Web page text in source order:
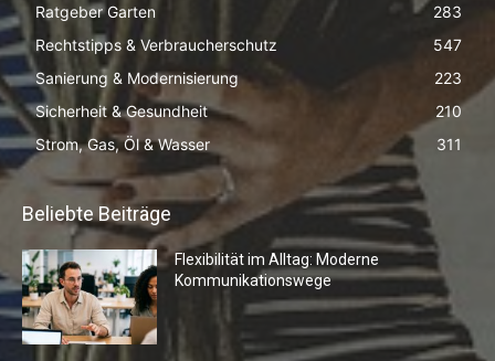
Ratgeber Garten
283
Rechtstipps & Verbraucherschutz
547
Sanierung & Modernisierung
223
Sicherheit & Gesundheit
210
Strom, Gas, Öl & Wasser
311
Beliebte Beiträge
Flexibilität im Alltag: Moderne
Kommunikationswege